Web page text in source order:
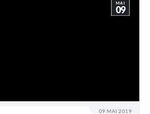
09 MAI 2019
MAI
09